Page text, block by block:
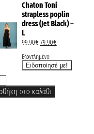
Chaton Toni
strapless poplin
dress (Jet Black) –
L
99.90€79.90€
Εξαντλημένο
στο καλάθι